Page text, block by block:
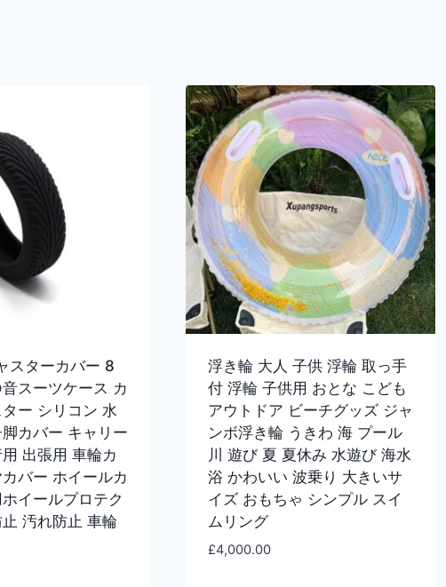
スターカバー 8
スーツケース カ
ー シリコン 水
カバー キャリー
出張用 車輪カ
バー ホイールカ
イールプロテク
汚れ防止 車輪
浮き輪 大人 子供 浮輪 取っ手
付 浮輪 子供用 おとな こども
アウトドア ビーチグッズ ジャ
ンボ浮き輪 うきわ 海 プール
川 遊び 夏 夏休み 水遊び 海水
浴 かわいい 波乗り 大きいサ
イズ おもちゃ シンプル スイ
ムリング
£4,000.00